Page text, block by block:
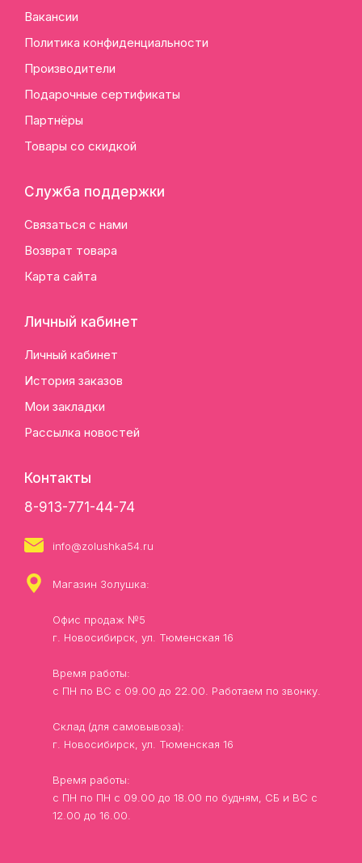
Вакансии
Политика конфиденциальности
Производители
Подарочные сертификаты
Партнёры
Товары со скидкой
Служба поддержки
Связаться с нами
Возврат товара
Карта сайта
Личный кабинет
Личный кабинет
История заказов
Мои закладки
Рассылка новостей
Контакты
8-913-771-44-74
info@zolushka54.ru
Магазин Золушка:
Офис продаж №5
г. Новосибирск, ул. Тюменская 16
Время работы:
с ПН по ВС с 09.00 до 22.00. Работаем по звонку.
Склад (для самовывоза):
г. Новосибирск, ул. Тюменская 16
Время работы:
с ПН по ПН с 09.00 до 18.00 по будням, СБ и ВС с
12.00 до 16.00.